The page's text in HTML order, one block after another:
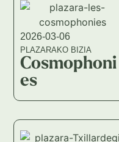
2026-03-06
PLAZARAKO BIZIA
Cosmophoni
es